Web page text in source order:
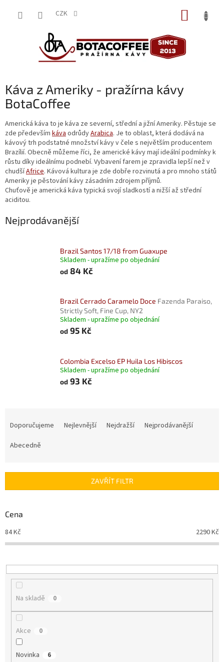
CZK
Káva z Ameriky - pražírna kávy
BotaCoffee
Americká káva to je káva ze severní, střední a jižní Ameriky. Pěstuje se
zde především káva odrůdyArabica. Je to oblast, která dodává na
kávový trh podstatné množství kávy v čele s největším producentem
Brazílií. Obecně můžeme říci, že americké kávy mají ideální podmínky k
růstu díky ideálnímu podnebí. Vybavení farem je zpravidla lepší než v
chudšíAfrice. Kávová kultura je zde dobře rozvinutá a pro mnoho států
Ameriky je pěstování kávy zásadním zdrojem příjmů.
Chuťově je americká káva typická svojí sladkostí a nižší až střední
aciditou.
Nejprodávanější
Brazil Santos 17/18 from Guaxupe
Skladem - upražíme po objednání
od 84 Kč
Brazil Cerrado Caramelo Doce Fazenda Paraiso,
Strictly Soft, Fine Cup, NY2
Skladem - upražíme po objednání
od 95 Kč
Colombia Excelso EP Huila Los Hibiscos
Skladem - upražíme po objednání
od 93 Kč
r
d
k
t
Doporučujeme Nejlevnější Nejdražší
Nejprodávanější
Abecedně
ZAVŘÍT FILTR
Cena
84Kč 2290Kč
Na skladě 0
Akce 0
Novinka 6